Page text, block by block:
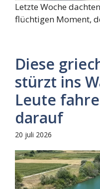
Letzte Woche
flüchtigen Moment,
Diese
stürzt ins
Leute
darauf
20 juli 2026